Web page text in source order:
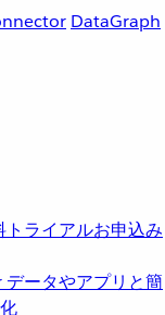
DataGraph
ライアルお申込み
データやアプリと簡